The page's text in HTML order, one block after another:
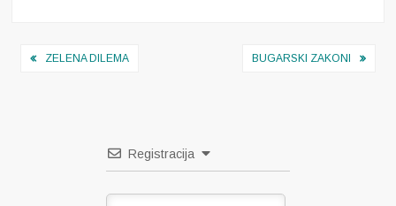
Navigacija
ZELENA DILEMA BUGARSKI ZAKONI
Registracija